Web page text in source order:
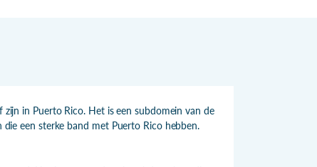
in Puerto Rico. Het is een subdomein van de
een sterke band met Puerto Rico hebben.